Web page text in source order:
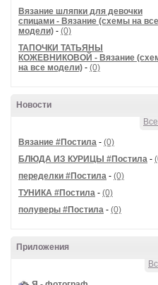
Вязание шляпки для девочки
спицами - Вязание (схемы на все
модели) - (0)
ТАПОЧКИ ТАТЬЯНЫ
КОЖЕВНИКОВОЙ - Вязание
на все модели) - (0)
Новости
Вязание #Постила - (0)
БЛЮДА ИЗ КУРИЦЫ #Постила -
переделки #Постила - (0)
ТУНИКА #Постила - (0)
полуверы #Постила - (0)
Приложения